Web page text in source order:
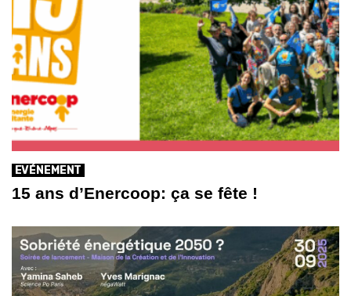
EVÉNEMENT
15 ans d’Enercoop: ça se fête !